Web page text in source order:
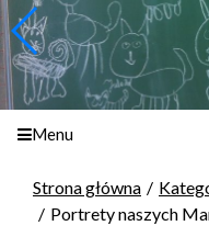
Menu
Strona główna
Portrety naszych